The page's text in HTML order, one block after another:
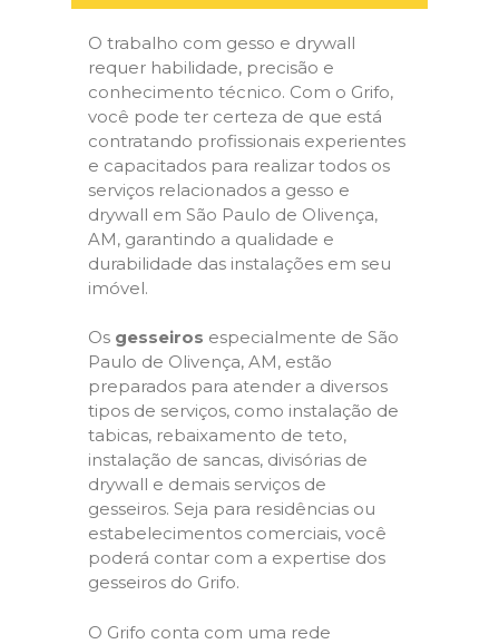
O trabalho com gesso e drywall
requer habilidade, precisão e
conhecimento técnico. Com o Grifo,
você pode ter certeza de que está
contratando profissionais experientes
e capacitados para realizar todos os
serviços relacionados a gesso e
drywall em São Paulo de Olivença,
AM, garantindo a qualidade e
durabilidade das instalações em seu
imóvel.
Os gesseiros especialmente de São
Paulo de Olivença, AM, estão
preparados para atender a diversos
tipos de serviços, como instalação de
tabicas, rebaixamento de teto,
instalação de sancas, divisórias de
drywall e demais serviços de
gesseiros. Seja para residências ou
estabelecimentos comerciais, você
poderá contar com a expertise dos
gesseiros do Grifo.
O Grifo conta com uma rede